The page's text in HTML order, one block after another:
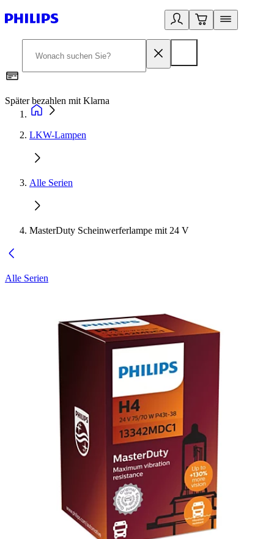
Später bezahlen mit Klarna
LKW-Lampen
Alle Serien
MasterDuty Scheinwerferlampe mit 24 V
Alle Serien